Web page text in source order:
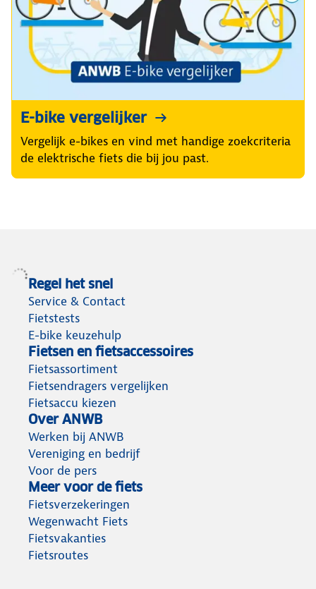
E-bike vergelijker
Vergelijk e-bikes en vind met handige zoekcriteria
de elektrische fiets die bij jou past.
Regel het snel
Service & Contact
Fietstests
E-bike keuzehulp
Fietsen en fietsaccessoires
Fietsassortiment
Fietsendragers vergelijken
Fietsaccu kiezen
Over ANWB
Werken bij ANWB
Vereniging en bedrijf
Voor de pers
Meer voor de fiets
Fietsverzekeringen
Wegenwacht Fiets
Fietsvakanties
Fietsroutes